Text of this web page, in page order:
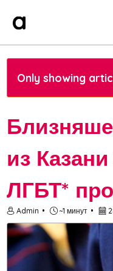
Only showing
из
ЛГБТ*
Admin ~1 минут